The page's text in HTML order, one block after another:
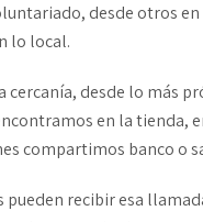
desde otros
lo local.
cercanía, desde lo más
en la tienda,
compartimos banco o
recibir esa